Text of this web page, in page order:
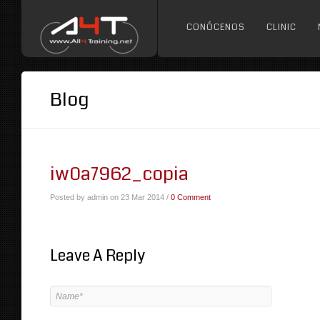
CONÓCENOS CLINIC
Blog
iw0a7962_copia
Posted by admin on 23 Mar 2014 / 0 Comment
Leave A Reply